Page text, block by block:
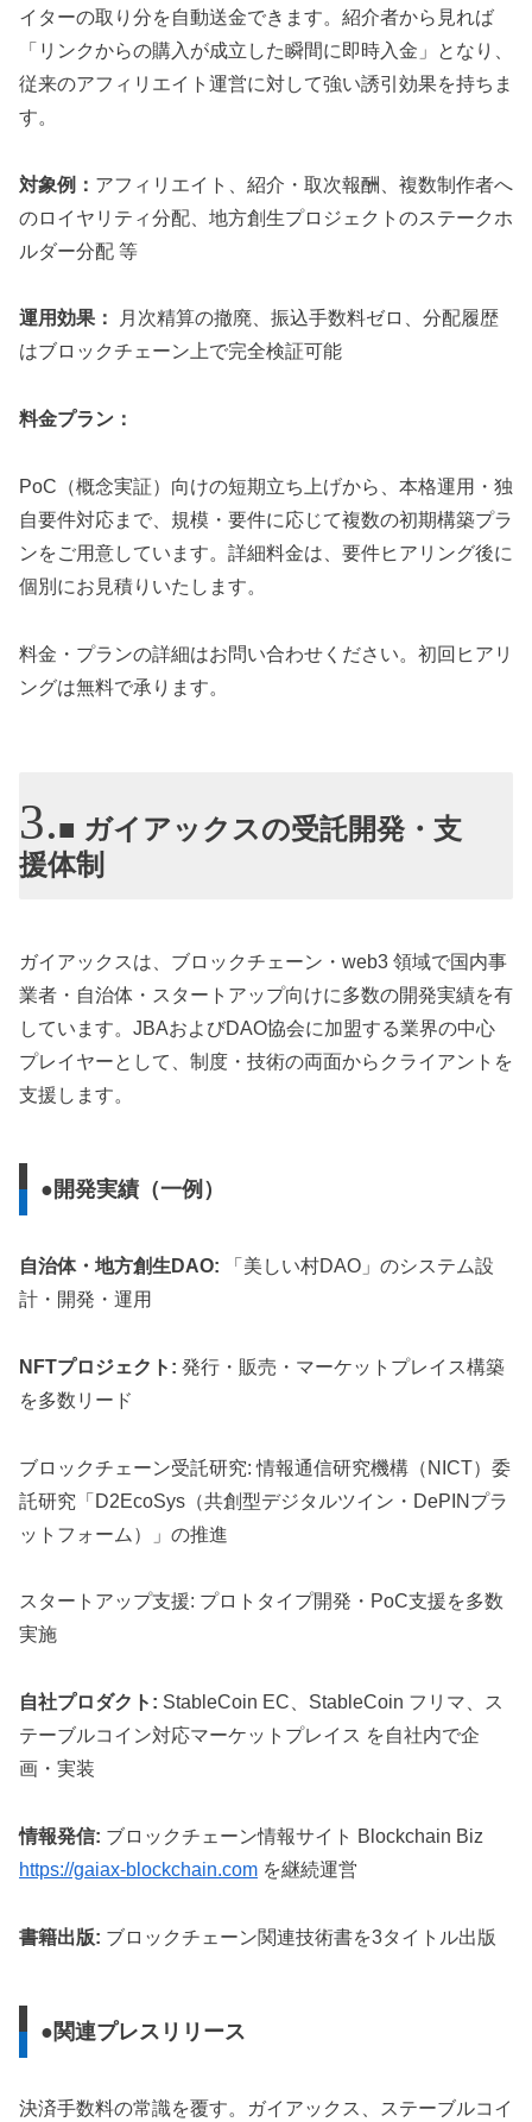
イターの取り分を自動送金できます。紹介者から見れば
「リンクからの購入が成立した瞬間に即時入金」となり、
従来のアフィリエイト運営に対して強い誘引効果を持ちま
す。
対象例： アフィリエイト、紹介・取次報酬、複数制作者へ
のロイヤリティ分配、地方創生プロジェクトのステークホ
ルダー分配 等
運用効果：
月次精算の撤廃、振込手数料ゼロ、分配履歴
はブロックチェーン上で完全検証可能
料金プラン：
PoC（概念実証）向けの短期立ち上げから、本格運用・独
自要件対応まで、規模・要件に応じて複数の初期構築プラ
ンをご用意しています。詳細料金は、要件ヒアリング後に
個別にお見積りいたします。
料金・プランの詳細はお問い合わせください。初回ヒアリ
ングは無料で承ります。
■ ガイアックスの受託開発・支
援体制
ガイアックスは、ブロックチェーン・web3 領域で国内事
業者・自治体・スタートアップ向けに多数の開発実績を有
しています。JBAおよびDAO協会に加盟する業界の中心
プレイヤーとして、制度・技術の両面からクライアントを
支援します。
●開発実績（一例）
自治体・地方創生DAO: 「美しい村DAO」のシステム設
計・開発・運用
NFTプロジェクト: 発行・販売・マーケットプレイス構築
を多数リード
ブロックチェーン受託研究: 情報通信研究機構（NICT）委
託研究「D2EcoSys（共創型デジタルツイン・DePINプラ
ットフォーム）」の推進
スタートアップ支援: プロトタイプ開発・PoC支援を多数
実施
自社プロダクト: StableCoin EC、StableCoin フリマ、ス
テーブルコイン対応マーケットプレイス を自社内で企
画・実装
情報発信: ブロックチェーン情報サイト Blockchain Biz
https://gaiax-blockchain.com を継続運営
書籍出版: ブロックチェーン関連技術書を3タイトル出版
●関連プレスリリース
決済手数料の常識を覆す。ガイアックス、ステーブルコイ